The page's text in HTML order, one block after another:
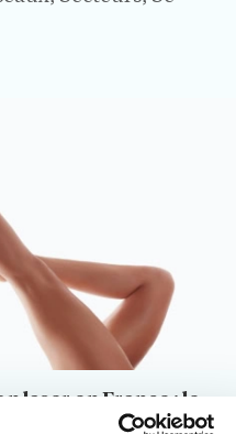
laser en France : le